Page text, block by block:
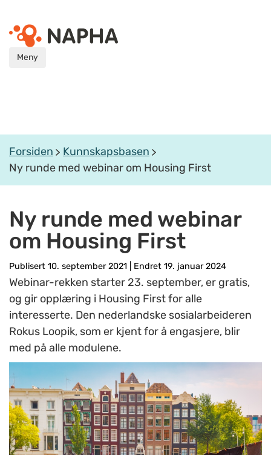
Meny
Forsiden
Kunnskapsbasen
Ny runde med webinar om Housing First
Ny runde med webinar
om Housing First
Publisert 10. september 2021 Endret 19. januar 2024
Webinar-rekken starter 23. september, er gratis,
og gir opplæring i Housing First for alle
interesserte. Den nederlandske sosialarbeideren
Rokus Loopik, som er kjent for å engasjere, blir
med på alle modulene.